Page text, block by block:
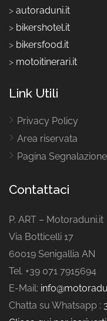
> autoraduni.it
> bikershotel.it
> bikersfood.it
> motoitinerari.it
Link Utili
Privacy Policy
Area riservata
Pagina Segnalazione
Contattaci
P. ART – Motoraduni.it
Via Botticelli 17
60019 Senigallia AN
Tel. +39 071 7915694
E-Mail:
Chatta su Whatsapp :